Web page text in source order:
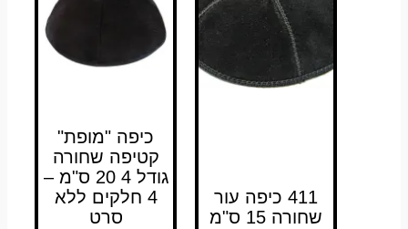
411 כיפה עור
שחורה 15 ס"מ
כיפה "מופת"
קטיפה שחורה
גודל 4 20 ס"מ –
4 חלקים ללא